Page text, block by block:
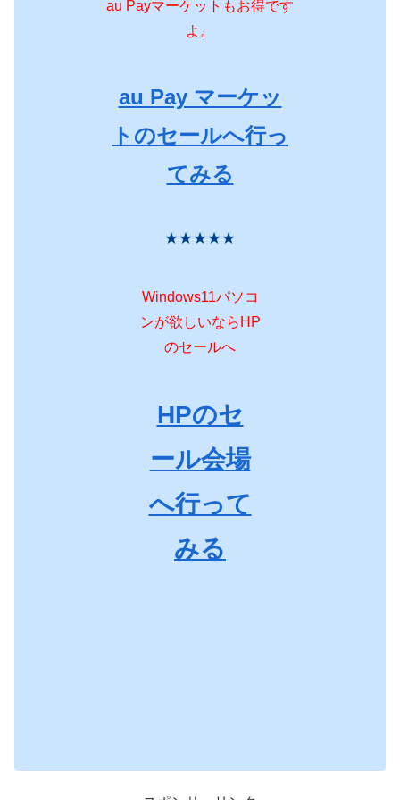
au Payマーケットもお得です
よ。
au Pay マーケッ
トのセールへ行っ
てみる
★★★★★
Windows11パソコ
ンが欲しいならHP
のセールへ
HPのセ
ール会場
へ行って
みる